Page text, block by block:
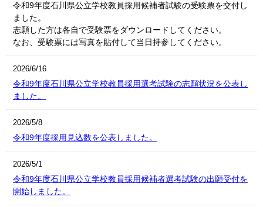
令和9年度石川県公立学校教員採用候補者試験の受験票を交付し
ました。
志願した方は各自で受験票をダウンロードしてください。
なお、受験票には写真を貼付して当日持参してください。
2026/6/16
令和9年度石川県公立学校教員採用選考試験の志願状況を公表し
ました。
2026/5/8
令和9年度採用見込数を公表しました。
2026/5/1
令和9年度石川県公立学校教員採用候補者選考試験の出願受付を
開始しました。